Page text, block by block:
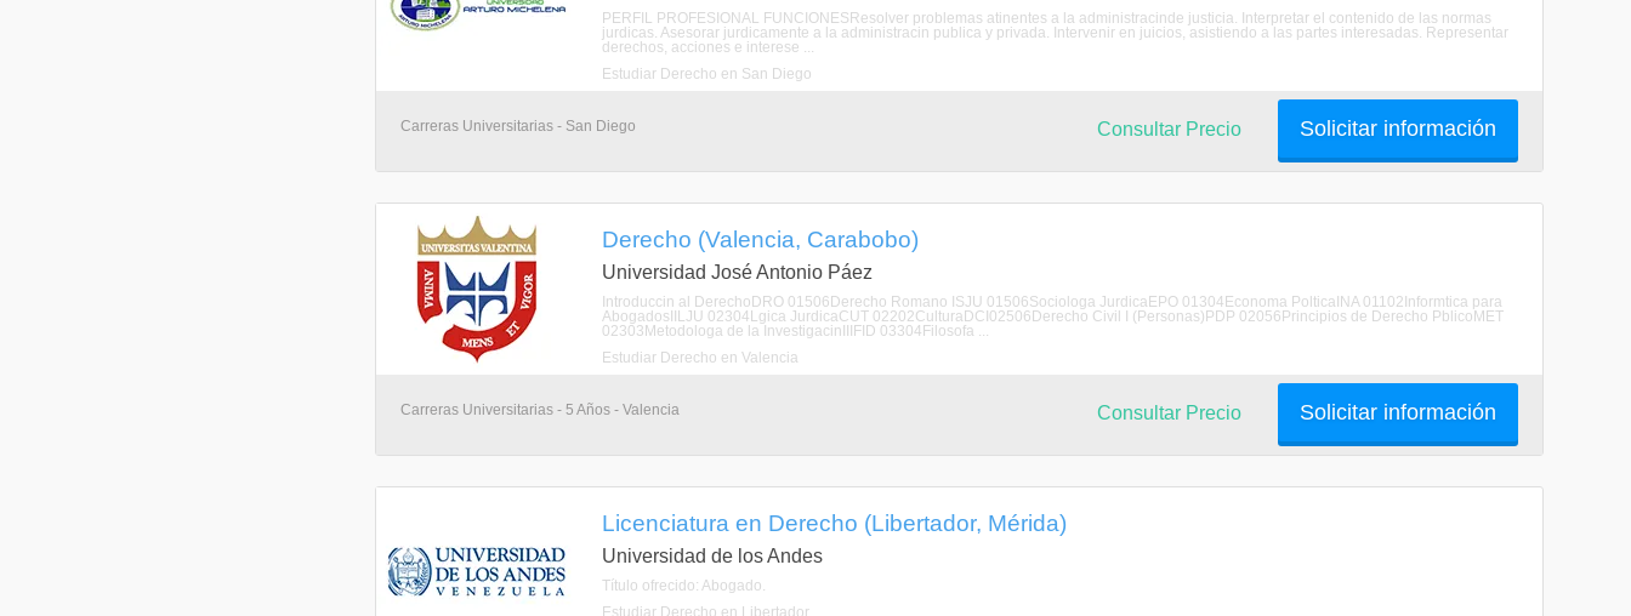
PERFIL PROFESIONAL FUNCIONESResolver problemas atinentes a la administracinde justicia. Interpretar el contenido de las normas
jurdicas. Asesorar jurdicamente a la administracin publica y privada. Intervenir en juicios, asistiendo a las partes interesadas. Representar
derechos, acciones e interese ...
Estudiar Derecho en San Diego
Carreras Universitarias - San Diego Solicitar información
Consultar Precio
Derecho (Valencia, Carabobo)
Universidad José Antonio Páez
Introduccin al DerechoDRO 01506Derecho Romano ISJU 01506Sociologa JurdicaEPO 01304Economa PolticaINA 01102Informtica para
AbogadosIILJU 02304Lgica JurdicaCUT 02202CulturaDCI02506Derecho Civil I (Personas)PDP 02056Principios de Derecho PblicoMET
02303Metodologa de la InvestigacinIIIFID 03304Filosofa ...
Estudiar Derecho en Valencia
Carreras Universitarias - 5 Años - Valencia Solicitar información
Consultar Precio
Licenciatura en Derecho (Libertador, Mérida)
Universidad de los Andes
Título ofrecido: Abogado.
Estudiar Derecho en Libertador